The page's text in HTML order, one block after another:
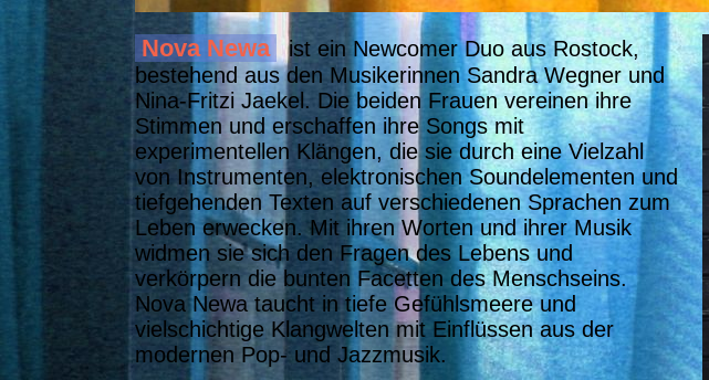
Nova Newa ist ein Newcomer Duo aus Rostock,
bestehend aus den Musikerinnen Sandra Wegner und
Nina-Fritzi Jaekel. Die beiden Frauen vereinen ihre
Stimmen und erschaffen ihre Songs mit
experimentellen Klängen, die sie durch eine Vielzahl
von Instrumenten, elektronischen Soundelementen und
tiefgehenden Texten auf verschiedenen Sprachen zum
Leben erwecken. Mit ihren Worten und ihrer Musik
widmen sie sich den Fragen des Lebens und
verkörpern die bunten Facetten des Menschseins.
Nova Newa taucht in tiefe Gefühlsmeere und
vielschichtige Klangwelten mit Einflüssen aus der
modernen Pop- und Jazzmusik.